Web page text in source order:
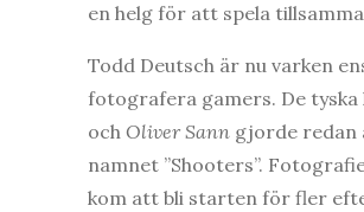
en helg för att spela
Todd Deutsch är nu varken
fotografera gamers. De
och Oliver Sann gjorde redan
namnet ”Shooters”.
kom att bli starten för fler